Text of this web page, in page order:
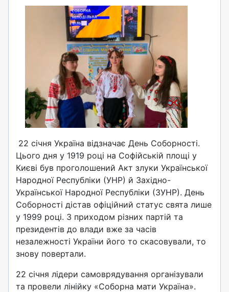
22 січня Україна відзначає День Соборності.
Цього дня у 1919 році на Софійській площі у
Києві був проголошений Акт злуки Української
Народної Республіки (УНР) й Західно-
Української Народної Республіки (ЗУНР). День
Соборності дістав офіційний статус свята лише
у 1999 році. З приходом різних партій та
президентів до влади вже за часів
незалежності України його то скасовували, то
знову повертали.
22 січня лідери самоврядування організували
та провели лінійку «Соборна мати Україна».